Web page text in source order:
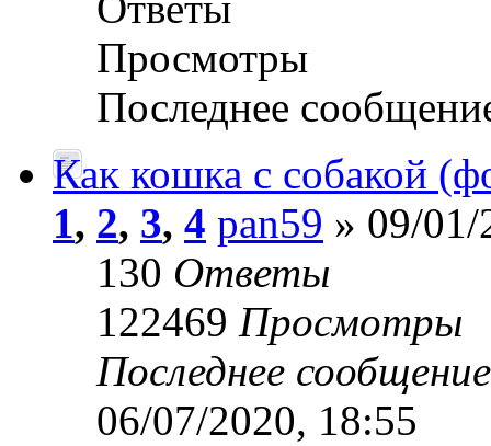
Просмотры
Последнее
Как кошка с собакой
1, 2, 3, 4 pan59 » 09/01/
130 Ответы
122469 Просмотры
Последнее
06/07/2020, 18:55